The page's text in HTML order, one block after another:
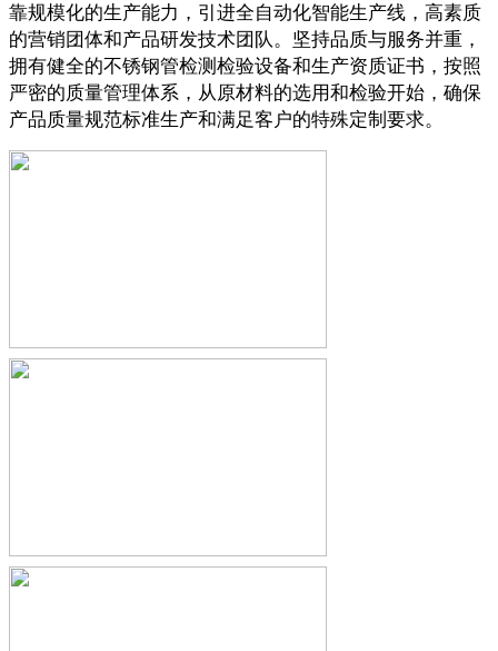
靠规模化的生产能力，引进全自动化智能生产线，高素质
的营销团体和产品研发技术团队。坚持品质与服务并重，
拥有健全的不锈钢管检测检验设备和生产资质证书，按照
严密的质量管理体系，从原材料的选用和检验开始，确保
产品质量规范标准生产和满足客户的特殊定制要求。